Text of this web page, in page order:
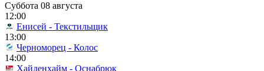
Суббота 08 августа
12:00
Енисей - Текстильщик
13:00
Черноморец - Колос
14:00
Хайденхайм - Оснабрюк